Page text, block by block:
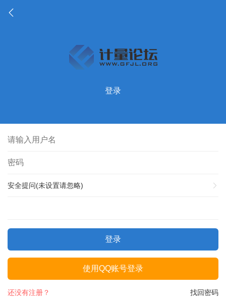
登录
安全提问(未设置请忽略)
登录
使用QQ账号登录
找回密码
还没有注册？